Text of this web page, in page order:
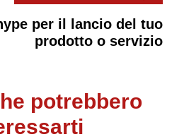
per il lancio del tuo
prodotto o servizio
potrebbero